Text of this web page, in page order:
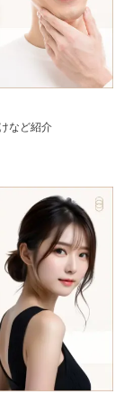
など紹介